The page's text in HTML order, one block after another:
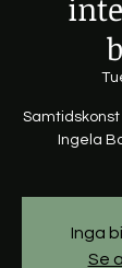
Ingela
Inga
Se